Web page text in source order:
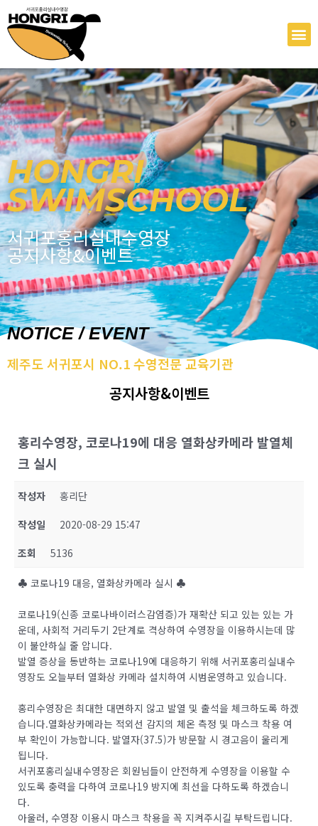
텐
건
너
뛰
기
HONGRI
SWIMSCHOOL
서귀포홍리실내수영장
공지사항&이벤트
NOTICE / EVENT
제주도 서귀포시 NO.1 수영전문 교육기관
공지사항&이벤트
홍리수영장, 코로나19에 대응 열화상카메라 발열체
크 실시
작성자
홍리단
작성일
2020-08-29 15:47
조회
5136
♣ 코로나19 대응, 열화상카메라 실시 ♣
코로나19(신종 코로나바이러스감염증)가 재확산 되고 있는 있는 가
운데, 사회적 거리두기 2단계로 격상하여 수영장을 이용하시는데 많
이 불안하실 줄 압니다.
발열 증상을 동반하는 코로나19에 대응하기 위해 서귀포홍리실내수
영장도 오늘부터 열화상 카메라 설치하여 시범운영하고 있습니다.
홍리수영장은 최대한 대면하지 않고 발열 및 출석을 체크하도록 하겠
습니다.열화상카메라는 적외선 감지의 체온 측정 및 마스크 착용 여
부 확인이 가능합니다. 발열자(37.5)가 방문할 시 경고음이 울리게
됩니다.
서귀포홍리실내수영장은 회원님들이 안전하게 수영장을 이용할 수
있도록 충력을 다하여 코로나19 방지에 최선을 다하도록 하겠습니
다.
아울러, 수영장 이용시 마스크 착용을 꼭 지켜주시길 부탁드립니다.